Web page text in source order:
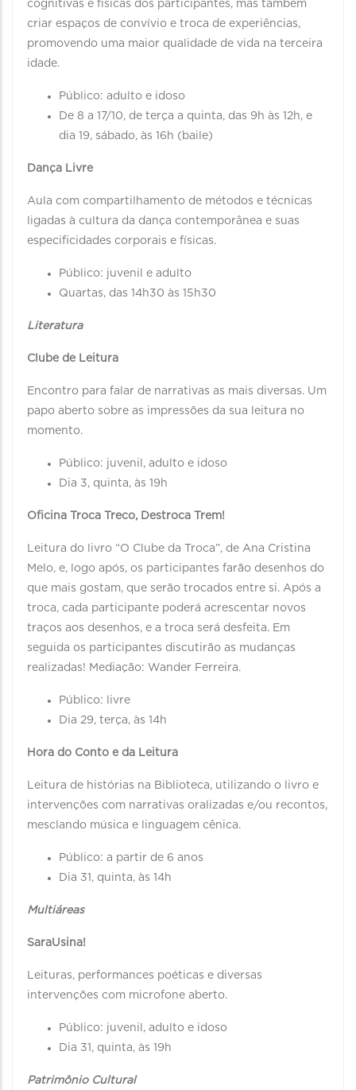
cognitivas e físicas dos participantes, mas também
criar espaços de convívio e troca de experiências,
promovendo uma maior qualidade de vida na terceira
idade.
Público: adulto e idoso
De 8 a 17/10, de terça a quinta, das 9h às 12h, e
dia 19, sábado, às 16h (baile)
Dança Livre
Aula com compartilhamento de métodos e técnicas
ligadas à cultura da dança contemporânea e suas
especificidades corporais e físicas.
Público: juvenil e adulto
Quartas, das 14h30 às 15h30
Literatura
Clube de Leitura
Encontro para falar de narrativas as mais diversas. Um
papo aberto sobre as impressões da sua leitura no
momento.
Público: juvenil, adulto e idoso
Dia 3, quinta, às 19h
Oficina Troca Treco, Destroca Trem!
Leitura do livro “O Clube da Troca”, de Ana Cristina
Melo, e, logo após, os participantes farão desenhos do
que mais gostam, que serão trocados entre si. Após a
troca, cada participante poderá acrescentar novos
traços aos desenhos, e a troca será desfeita. Em
seguida os participantes discutirão as mudanças
realizadas! Mediação: Wander Ferreira.
Público: livre
Dia 29, terça, às 14h
Hora do Conto e da Leitura
Leitura de histórias na Biblioteca, utilizando o livro e
intervenções com narrativas oralizadas e/ou recontos,
mesclando música e linguagem cênica.
Público: a partir de 6 anos
Dia 31, quinta, às 14h
Multiáreas
SaraUsina!
Leituras, performances poéticas e diversas
intervenções com microfone aberto.
Público: juvenil, adulto e idoso
Dia 31, quinta, às 19h
Patrimônio Cultural